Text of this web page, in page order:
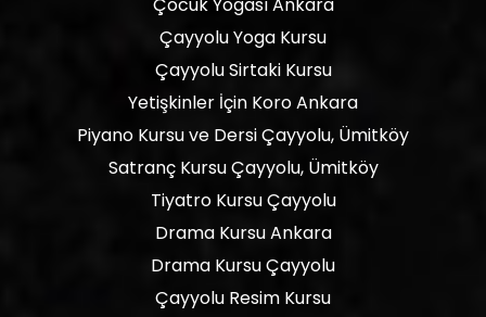
Çayyolu Yoga Kursu
Çayyolu Sirtaki Kursu
Yetişkinler İçin Koro Ankara
Piyano Kursu ve Dersi Çayyolu, Ümitköy
Satranç Kursu Çayyolu, Ümitköy
Tiyatro Kursu Çayyolu
Drama Kursu Ankara
Drama Kursu Çayyolu
Çayyolu Resim Kursu